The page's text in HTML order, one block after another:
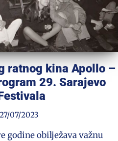
ratnog kina Apollo –
29. Sarajevo
27/07/2023
godine obilježava važnu